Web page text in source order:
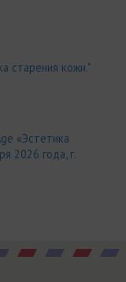
старения кожи."
«Эстетика
2026 года, г.